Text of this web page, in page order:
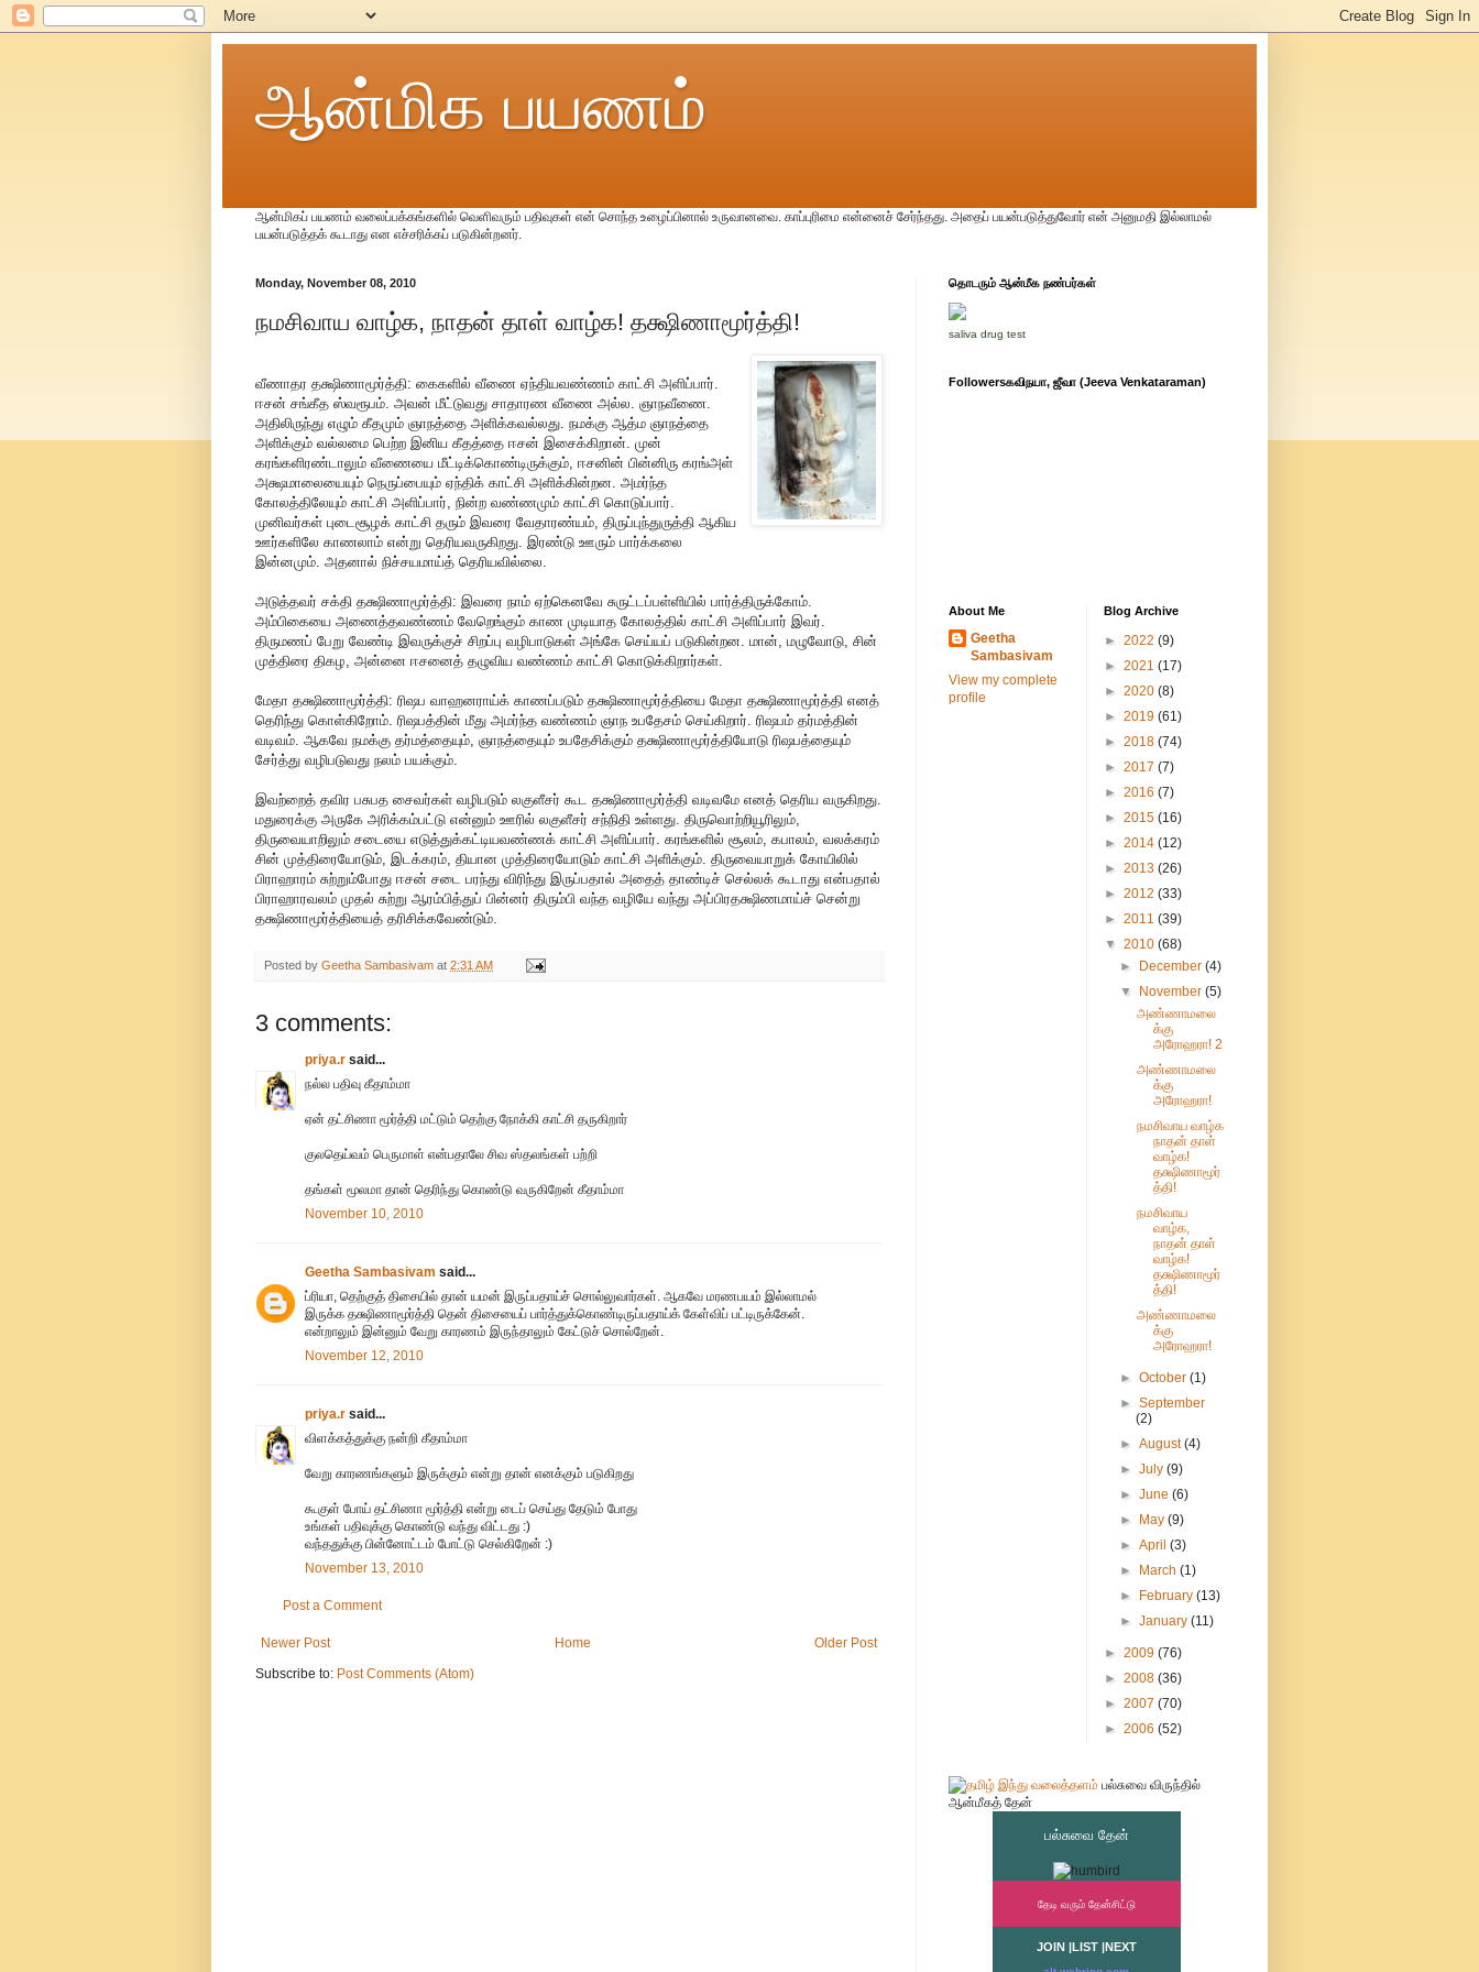
ஆன்மிக பயணம்
ஆன்மிகப் பயணம் வலைப்பக்கங்களில் வெளிவரும் பதிவுகள் என் சொந்த உழைப்பினால் உருவானவை. காப்புரிமை என்னைச் சேர்ந்தது. அதைப் பயன்படுத்துவோர் என் அனுமதி இல்லாமல்
பயன்படுத்தக் கூடாது என எச்சரிக்கப் படுகின்றனர்.
Monday, November 08, 2010
நமசிவாய வாழ்க, நாதன் தாள் வாழ்க! தக்ஷிணாமூர்த்தி!
வீணாதர தக்ஷிணாமூர்த்தி: கைகளில் வீணை ஏந்தியவண்ணம் காட்சி அளிப்பார்.
ஈசன் சங்கீத ஸ்வரூபம். அவன் மீட்டுவது சாதாரண வீணை அல்ல. ஞாநவீணை.
அதிலிருந்து எழும் கீதமும் ஞாநத்தை அளிக்கவல்லது. நமக்கு ஆத்ம ஞாநத்தை
அளிக்கும் வல்லமை பெற்ற இனிய கீதத்தை ஈசன் இசைக்கிறான். முன்
கரங்களிரண்டாலும் வீணையை மீட்டிக்கொண்டிருக்கும், ஈசனின் பின்னிரு கரங்அள்
அக்ஷமாலையையும் நெருப்பையும் ஏந்திக் காட்சி அளிக்கின்றன. அமர்ந்த
கோலத்திலேயும் காட்சி அளிப்பார், நின்ற வண்ணமும் காட்சி கொடுப்பார்.
முனிவர்கள் புடைசூழக் காட்சி தரும் இவரை வேதாரண்யம், திருப்புந்துருத்தி ஆகிய
ஊர்களிலே காணலாம் என்று தெரியவருகிறது. இரண்டு ஊரும் பார்க்கலை
இன்னமும். அதனால் நிச்சயமாய்த் தெரியவில்லை.
அடுத்தவர் சக்தி தக்ஷிணாமூர்த்தி: இவரை நாம் ஏற்கெனவே சுருட்டப்பள்ளியில் பார்த்திருக்கோம்.
அம்பிகையை அணைத்தவண்ணம் வேறெங்கும் காண முடியாத கோலத்தில் காட்சி அளிப்பார் இவர்.
திருமணப் பேறு வேண்டி இவருக்குச் சிறப்பு வழிபாடுகள் அங்கே செய்யப் படுகின்றன. மான், மழுவோடு, சின்
முத்திரை திகழ, அன்னை ஈசனைத் தழுவிய வண்ணம் காட்சி கொடுக்கிறார்கள்.
மேதா தக்ஷிணாமூர்த்தி: ரிஷப வாஹனராய்க் காணப்படும் தக்ஷிணாமூர்த்தியை மேதா தக்ஷிணாமூர்த்தி எனத்
தெரிந்து கொள்கிறோம். ரிஷபத்தின் மீது அமர்ந்த வண்ணம் ஞாந உபதேசம் செய்கிறார். ரிஷபம் தர்மத்தின்
வடிவம். ஆகவே நமக்கு தர்மத்தையும், ஞாநத்தையும் உபதேசிக்கும் தக்ஷிணாமூர்த்தியோடு ரிஷபத்தையும்
சேர்த்து வழிபடுவது நலம் பயக்கும்.
இவற்றைத் தவிர பசுபத சைவர்கள் வழிபடும் லகுளீசர் கூட தக்ஷிணாமூர்த்தி வடிவமே எனத் தெரிய வருகிறது.
மதுரைக்கு அருகே அரிக்கம்பட்டு என்னும் ஊரில் லகுளீசர் சந்நிதி உள்ளது. திருவொற்றியூரிலும்,
திருவையாறிலும் சடையை எடுத்துக்கட்டியவண்ணக் காட்சி அளிப்பார். கரங்களில் சூலம், கபாலம், வலக்கரம்
சின் முத்திரையோடும், இடக்கரம், தியான முத்திரையோடும் காட்சி அளிக்கும். திருவையாறுக் கோயிலில்
பிராஹாரம் சுற்றும்போது ஈசன் சடை பரந்து விரிந்து இருப்பதால் அதைத் தாண்டிச் செல்லக் கூடாது என்பதால்
பிராஹாரவலம் முதல் சுற்று ஆரம்பித்துப் பின்னர் திரும்பி வந்த வழியே வந்து அப்பிரதக்ஷிணமாய்ச் சென்று
தக்ஷிணாமூர்த்தியைத் தரிசிக்கவேண்டும்.
Posted by Geetha Sambasivam at 2:31 AM
3 comments:
priya.r said...
நல்ல பதிவு கீதாம்மா
ஏன் தட்சிணா மூர்த்தி மட்டும் தெற்கு நோக்கி காட்சி தருகிறார்
குலதெய்வம் பெருமாள் என்பதாலே சிவ ஸ்தலங்கள் பற்றி
தங்கள் மூலமா தான் தெரிந்து கொண்டு வருகிறேன் கீதாம்மா
November 10, 2010
Geetha Sambasivam said...
ப்ரியா, தெற்குத் திசையில் தான் யமன் இருப்பதாய்ச் சொல்லுவார்கள். ஆகவே மரணபயம் இல்லாமல்
இருக்க தக்ஷிணாமூர்த்தி தென் திசையைப் பார்த்துக்கொண்டிருப்பதாய்க் கேள்விப் பட்டிருக்கேன்.
என்றாலும் இன்னும் வேறு காரணம் இருந்தாலும் கேட்டுச் சொல்றேன்.
November 12, 2010
priya.r said...
விளக்கத்துக்கு நன்றி கீதாம்மா
வேறு காரணங்களும் இருக்கும் என்று தான் எனக்கும் படுகிறது
கூகுள் போய் தட்சிணா மூர்த்தி என்று டைப் செய்து தேடும் போது
உங்கள் பதிவுக்கு கொண்டு வந்து விட்டது :)
வந்ததுக்கு பின்னோட்டம் போட்டு செல்கிறேன் :)
November 13, 2010
Post a Comment
Newer Post Older Post
Home
Subscribe to: Post Comments (Atom)
தொடரும் ஆன்மீக நண்பர்கள்
saliva drug test
Followersகவிநயா, ஜீவா (Jeeva Venkataraman)
About Me
Geetha
Sambasivam
View my complete
profile
Blog Archive
► 2022 (9)
► 2021 (17)
► 2020 (8)
► 2019 (61)
► 2018 (74)
► 2017 (7)
► 2016 (7)
► 2015 (16)
► 2014 (12)
► 2013 (26)
► 2012 (33)
► 2011 (39)
▼ 2010 (68)
►
December(4)
▼
November(5)
அண்ணாமலை
க்கு
அரோஹரா! 2
அண்ணாமலை
க்கு
அரோஹரா!
நமசிவாய வாழ்க
நாதன் தாள்
வாழ்க!
தக்ஷிணாமூர்
த்தி!
நமசிவாய
வாழ்க,
நாதன் தாள்
வாழ்க!
தக்ஷிணாமூர்
த்தி!
அண்ணாமலை
க்கு
அரோஹரா!
►October(1)
►September
(2)
►August(4)
►July(9)
►June(6)
►
May(9)
►April(3)
►
March(1)
►
February(13)
►January(11)
► 2009 (76)
► 2008 (36)
► 2007 (70)
► 2006 (52)
பல்சுவை விருந்தில்
ஆன்மீகத் தேன்
பல்சுவை தேன்
தேடி வரும் தேன்சிட்டு
JOIN|LIST|NEXT